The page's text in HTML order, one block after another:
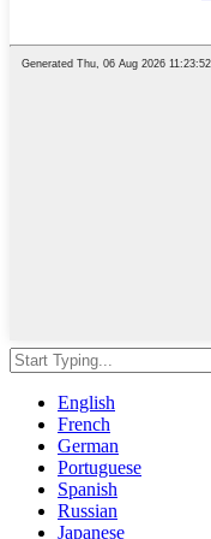
English
French
German
Portuguese
Spanish
Russian
Japanese